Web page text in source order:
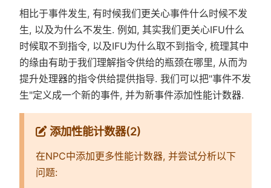
相比于事件发生, 有时候我们更关心事件什么时候不发
生, 以及为什么不发生. 例如, 其实我们更关心IFU什么
时候取不到指令, 以及IFU为什么取不到指令, 梳理其中
的缘由有助于我们理解指令供给的瓶颈在哪里, 从而为
提升处理器的指令供给提供指导. 我们可以把"事件不发
生"定义成一个新的事件, 并为新事件添加性能计数器.
添加性能计数器(2)
在NPC中添加更多性能计数器, 并尝试分析以下
问题: